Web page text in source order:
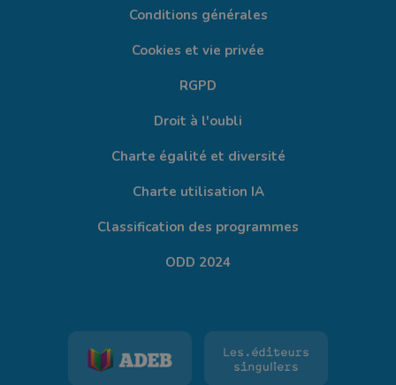
Conditions générales
Cookies et vie privée
RGPD
Droit à l'oubli
Charte égalité et diversité
Charte utilisation IA
Classification des programmes
ODD 2024